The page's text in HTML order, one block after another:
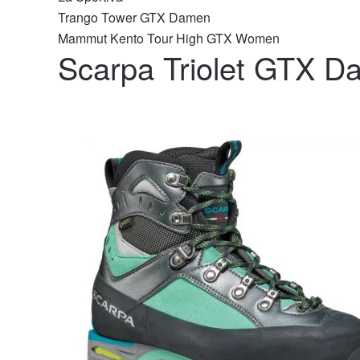
Trango Tower GTX Damen
Mammut Kento Tour High GTX Women
Scarpa Triolet GTX